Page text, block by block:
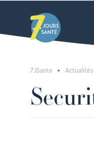
7JSante Actualités